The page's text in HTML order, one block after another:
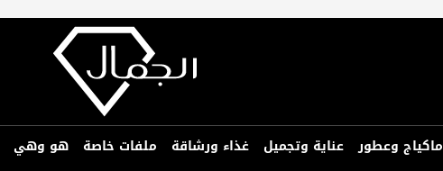
ماكياج وعطور عناية وتجميل غذاء ورشاقة ملفات خاصة هو وهي